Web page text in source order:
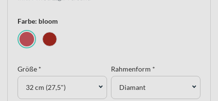
Farbe: bloom
Größe *
32 cm (27,5")
Rahmenform *
Diamant